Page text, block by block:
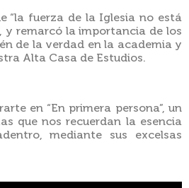
“la fuerza de la Iglesia no está
y remarcó la importancia de los
de la verdad en la academia y
Alta Casa de Estudios.
en “En primera persona”, un
que nos recuerdan la esencia
mediante sus excelsas